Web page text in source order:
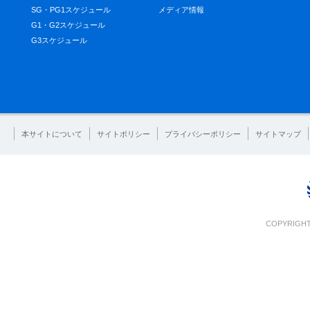
SG・PG1スケジュール
G1・G2スケジュール
G3スケジュール
メディア情報
本サイトについて サイトポリシー プライバシーポリシー サイトマップ